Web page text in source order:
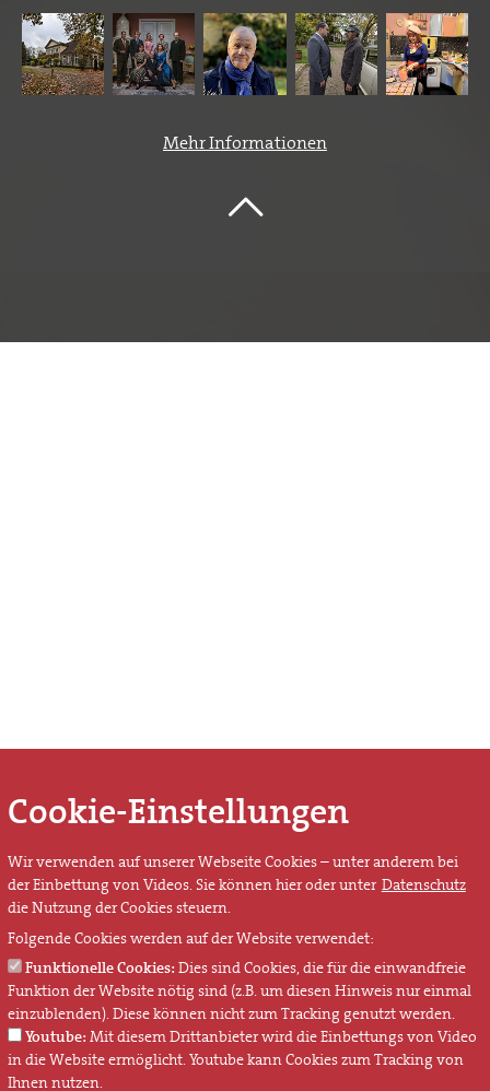
Mehr Informationen
Cookie-Einstellungen
Wir verwenden auf unserer Webseite Cookies – unter anderem bei
der Einbettung von Videos. Sie können hier oder unter Datenschutz
die Nutzung der Cookies steuern.
Folgende Cookies werden auf der Website verwendet:
Funktionelle Cookies: Dies sind Cookies, die für die einwandfreie
Funktion der Website nötig sind (z.B. um diesen Hinweis nur einmal
einzublenden). Diese können nicht zum Tracking genutzt werden.
Youtube: Mit diesem Drittanbieter wird die Einbettungs von Video
in die Website ermöglicht. Youtube kann Cookies zum Tracking von
Ihnen nutzen.